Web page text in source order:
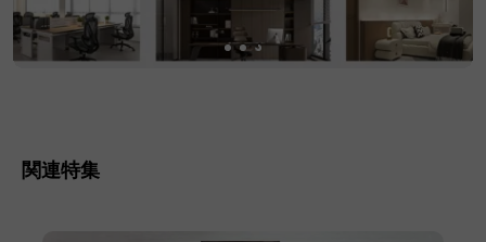
関連特集